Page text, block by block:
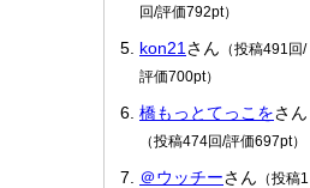
回/評価792pt）
kon21 さん （投稿491回/
評価700pt）
橋もっとてっこをさん
（投稿474回/評価697pt）
＠ウッチーさん （投稿1